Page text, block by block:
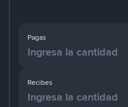
Pagas
Recibes